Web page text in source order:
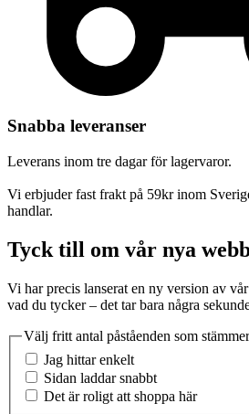
Snabba leveranser
Leverans inom tre dagar för lagervaror.
Vi erbjuder fast frakt på 59kr inom
handlar.
Tyck till om vår nya
Vi har precis lanserat en ny version av
vad du tycker – det tar bara några
Välj fritt antal påståenden som
Jag hittar enkelt
Sidan laddar snabbt
Det är roligt att shoppa här